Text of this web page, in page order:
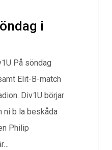
i
På söndag
Elit-B-match
Div1U börjar
ni b la beskåda
Philip